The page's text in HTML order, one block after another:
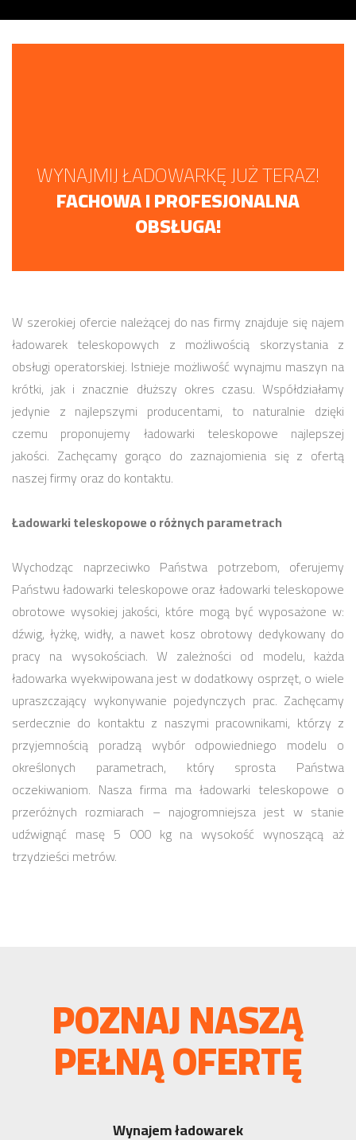
WYNAJMIJ ŁADOWARKĘ JUŻ TERAZ!
FACHOWA I PROFESJONALNA
OBSŁUGA!
W szerokiej ofercie należącej do nas firmy znajduje się najem
ładowarek teleskopowych z możliwością skorzystania z
obsługi operatorskiej. Istnieje możliwość wynajmu maszyn na
krótki, jak i znacznie dłuższy okres czasu. Współdziałamy
jedynie z najlepszymi producentami, to naturalnie dzięki
czemu proponujemy ładowarki teleskopowe najlepszej
jakości. Zachęcamy gorąco do zaznajomienia się z ofertą
naszej firmy oraz do kontaktu.
Ładowarki teleskopowe o różnych parametrach
Wychodząc naprzeciwko Państwa potrzebom, oferujemy
Państwu ładowarki teleskopowe oraz ładowarki teleskopowe
obrotowe wysokiej jakości, które mogą być wyposażone w:
dźwig, łyżkę, widły, a nawet kosz obrotowy dedykowany do
pracy na wysokościach. W zależności od modelu, każda
ładowarka wyekwipowana jest w dodatkowy osprzęt, o wiele
upraszczający wykonywanie pojedynczych prac. Zachęcamy
serdecznie do kontaktu z naszymi pracownikami, którzy z
przyjemnością poradzą wybór odpowiedniego modelu o
określonych parametrach, który sprosta Państwa
oczekiwaniom. Nasza firma ma ładowarki teleskopowe o
przeróżnych rozmiarach – najogromniejsza jest w stanie
udźwignąć masę 5 000 kg na wysokość wynoszącą aż
trzydzieści metrów.
POZNAJ NASZĄ
PEŁNĄ OFERTĘ
Wynajem ładowarek